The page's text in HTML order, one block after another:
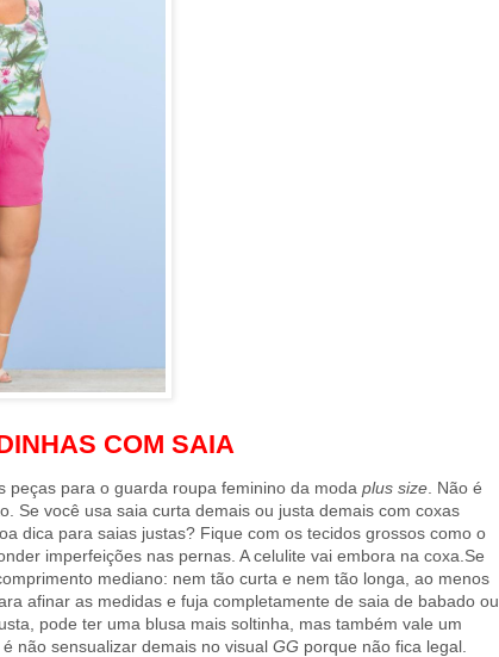
COM SAIA
peças para o guarda roupa feminino da moda plus size Não é
Se você usa saia curta demais ou justa demais com coxas
dica para saias justas? Fique com os tecidos grossos como o
imperfeições nas pernas. A celulite vai embora na coxa.Se
mediano: nem tão curta e nem tão longa, ao menos
afinar as medidas e fuja completamente de saia de babado ou
pode ter uma blusa mais soltinha, mas também vale um
não sensualizar demais no visual GG porque não fica legal.